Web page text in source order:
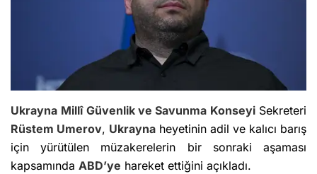
Ukrayna Millî Güvenlik ve Savunma KonseyiSekreteri
Rüstem Umerov, Ukrayna heyetinin adil ve kalıcı barış
için yürütülen müzakerelerin bir sonraki aşaması
kapsamında ABD’ye hareket ettiğini açıkladı.